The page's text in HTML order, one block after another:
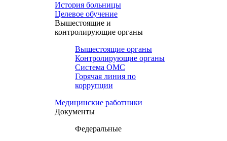
История больницы
Целевое обучение
Вышестоящие и
контролирующие органы
Вышестоящие органы
Контролирующие органы
Система ОМС
Горячая линия по
коррупции
Медицинские работники
Документы
Федеральные